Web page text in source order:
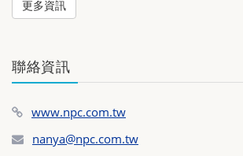
更多資訊
聯絡資訊
www.npc.com.tw
nanya@npc.com.tw